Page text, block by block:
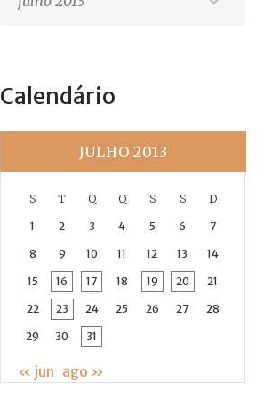
Calendário
JULHO 2013
S T Q Q S S D
1 2 3 4 5 6 7
8 9 10 11 12 13 14
15 16 17 18 19 20 21
22 23 24 25 26 27 28
29 30 31
« jun ago »